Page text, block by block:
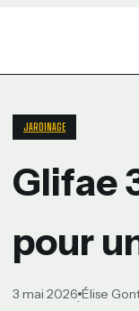
JARDINAGE
Glifae
pour
3 mai 2026·Élise